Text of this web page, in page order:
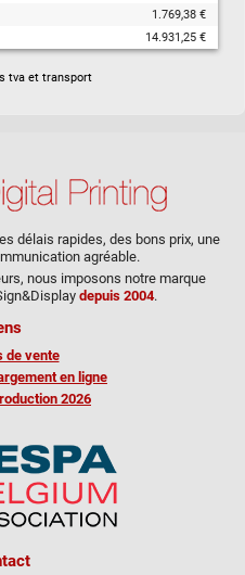
1.769,38 €
14.931,25 €
tva et transport
délais rapides, des bons prix, une
agréable.
nous imposons notre marque
depuis 2004.
de vente
en ligne
2026